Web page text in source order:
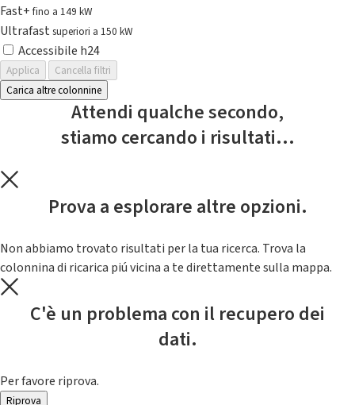
Fast+fino a 149 kW
Ultrafast superiori a 150 kW
Accessibile h24
Applica
Cancella filtri
Carica altre colonnine
Attendi qualche secondo,
stiamo cercando i risultati...
Prova a esplorare altre opzioni.
Non abbiamo trovato risultati per la tua ricerca. Trova la
colonnina di ricarica piú vicina a te direttamente sulla mappa.
C'è un problema con il recupero dei
dati.
Per favore riprova.
Riprova